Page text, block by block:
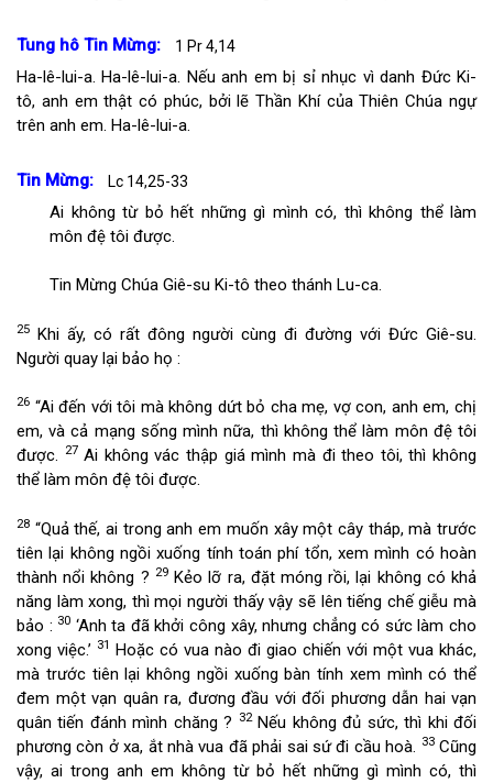
Tung hô Tin Mừng: 1 Pr 4,14
Ha-lê-lui-a. Ha-lê-lui-a. Nếu anh em bị sỉ nhục vì danh Đức Ki-
tô, anh em thật có phúc, bởi lẽ Thần Khí của Thiên Chúa ngự
trên anh em. Ha-lê-lui-a.
Tin Mừng: Lc 14,25-33
Ai không từ bỏ hết những gì mình có, thì không thể làm
môn đệ tôi được.
Tin Mừng Chúa Giê-su Ki-tô theo thánh Lu-ca.
25 Khi ấy, có rất đông người cùng đi đường với Đức Giê-su.
Người quay lại bảo họ :
26 “Ai đến với tôi mà không dứt bỏ cha mẹ, vợ con, anh em, chị
em, và cả mạng sống mình nữa, thì không thể làm môn đệ tôi
được.
27Ai không vác thập giá mình mà đi theo tôi, thì không
thể làm môn đệ tôi được.
28 “Quả thế, ai trong anh em muốn xây một cây tháp, mà trước
tiên lại không ngồi xuống tính toán phí tổn, xem mình có hoàn
thành nổi không ? 29Kẻo lỡ ra, đặt móng rồi, lại không có khả
năng làm xong, thì mọi người thấy vậy sẽ lên tiếng chế giễu mà
bảo : 30 ‘Anh ta đã khởi công xây, nhưng chẳng có sức làm cho
xong việc.’ 31 Hoặc có vua nào đi giao chiến với một vua khác,
mà trước tiên lại không ngồi xuống bàn tính xem mình có thể
đem một vạn quân ra, đương đầu với đối phương dẫn hai vạn
quân tiến đánh mình chăng ?
32Nếu không đủ sức, thì khi đối
phương còn ở xa, ắt nhà vua đã phải sai sứ đi cầu hoà. 33Cũng
vậy, ai trong anh em không từ bỏ hết những gì mình có, thì